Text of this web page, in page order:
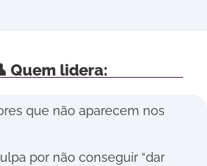
Quem lidera:
que não aparecem nos
por não conseguir “dar